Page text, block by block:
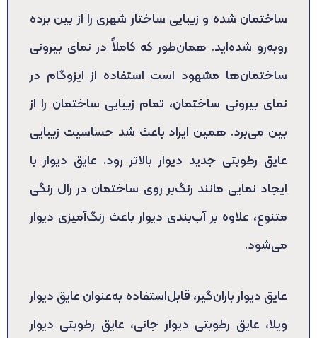
ساختمان شده و زیبایی ساختار شهری را از بین برده
روبه‌رو شده‌اید. همان‌طور که کاملاً در نمای بیرونی
ساختمان‌ها مشهود است استفاده از ایزوگام در
نمای بیرونی ساختمان، تمام زیبایی ساختمان را از
بین می‌برد. همین ایراد باعث شد حساسیت زیبایی
عایق رطوبتی جدید دیوار بالاتر رود. عایق دیوار با
ایجاد نمایی مانند رنگ‌بر روی ساختمان در رال رنگی
متنوع، علاوه بر آب‌بندی دیوار باعث رنگ‌آمیزی دیوار
می‌شود.
عایق دیوار باران‌گیر، قابل‌استفاده به‌عنوان عایق دیوار
ویلا، عایق رطوبتی دیوار جانی، عایق رطوبتی دیوار